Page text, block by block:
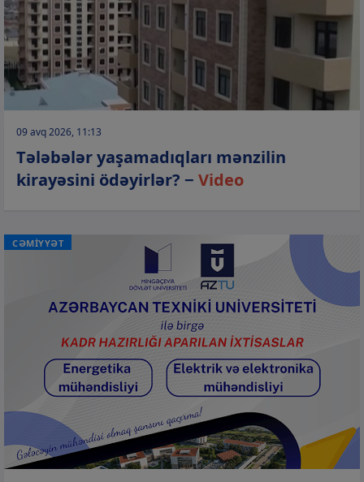
09 avq 2026, 11:13
Tələbələr yaşamadıqları mənzilin
kirayəsini ödəyirlər? − Video
CƏMİYYƏT